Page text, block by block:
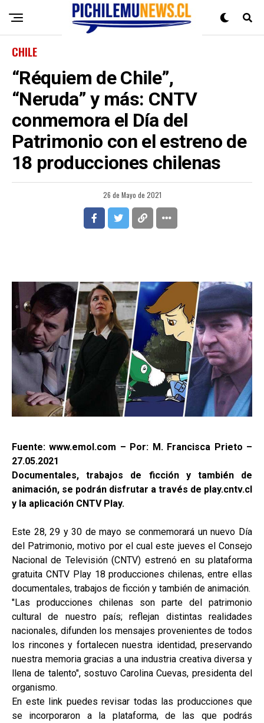
CHILE
“Réquiem de Chile”,
“Neruda” y más: CNTV
conmemora el Día del
Patrimonio con el estreno de
18 producciones chilenas
26 de Mayo de 2021
Fuente: www.emol.com – Por: M. Francisca Prieto –
27.05.2021
Documentales, trabajos de ficción y también de
animación, se podrán disfrutar a través de play.cntv.cl
y la aplicación CNTV Play.
Este 28, 29 y 30 de mayo se conmemorará un nuevo Día
del Patrimonio, motivo por el cual este jueves el Consejo
Nacional de Televisión (CNTV) estrenó en su plataforma
gratuita CNTV Play 18 producciones chilenas, entre ellas
documentales, trabajos de ficción y también de animación.
"Las producciones chilenas son parte del patrimonio
cultural de nuestro país; reflejan distintas realidades
nacionales, difunden los mensajes provenientes de todos
los rincones y fortalecen nuestra identidad, preservando
nuestra memoria gracias a una industria creativa diversa y
llena de talento", sostuvo Carolina Cuevas, presidenta del
organismo.
En este link puedes revisar todas las producciones que
se incorporaron a la plataforma, de las que podrás